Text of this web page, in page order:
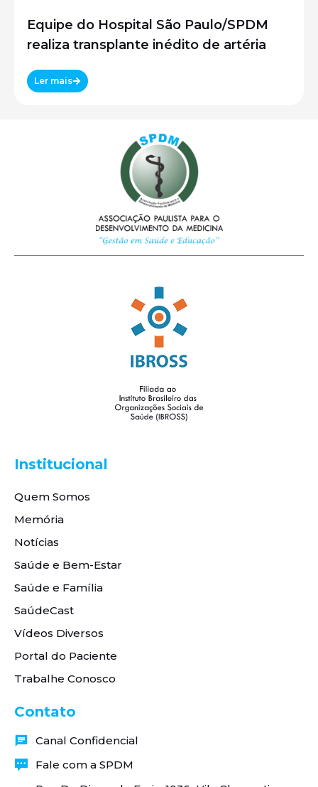
Equipe do Hospital São Paulo/SPDM
realiza transplante inédito de artéria
Ler mais
Institucional
Quem Somos
Memória
Notícias
Saúde e Bem-Estar
Saúde e Família
SaúdeCast
Vídeos Diversos
Portal do Paciente
Trabalhe Conosco
Contato
Canal Confidencial
Fale com a SPDM